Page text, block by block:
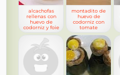
alcachofas
rellenas con
huevo de
codorniz y foie
montadito de
huevo de
codorniz con
tomate